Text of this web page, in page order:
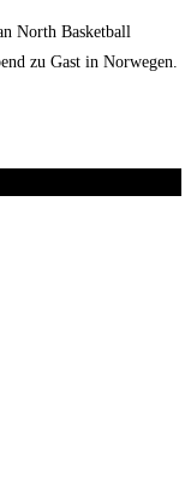
North Basketball
zu Gast in Norwegen.